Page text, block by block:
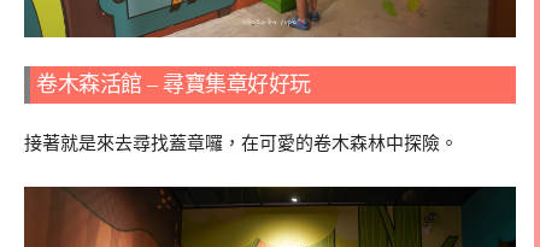
卷木森活館 – 尋寶集章好好玩
接著就是來去尋找蓋章囉，在可愛的卷木森林中探險。